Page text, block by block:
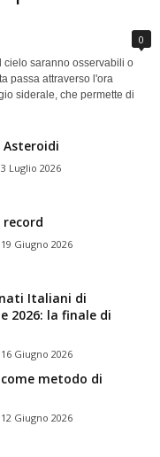
0
cielo saranno osservabili o
passa attraverso l'ora
siderale, che permette di
3 Luglio 2026
19 Giugno 2026
Italiani di
2026: la finale di
16 Giugno 2026
metodo di
12 Giugno 2026